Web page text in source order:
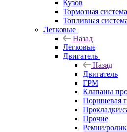
Кузов
Тормозная система
Топливная система
Легковые
Назад
Легковые
Двигатель
Назад
Двигатель
ГРМ
Клапаны
Поршневая
Прокладки/
Прочие
Ремни/